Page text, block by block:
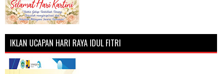
IKLAN UCAPAN HARI RAYA IDUL FITRI